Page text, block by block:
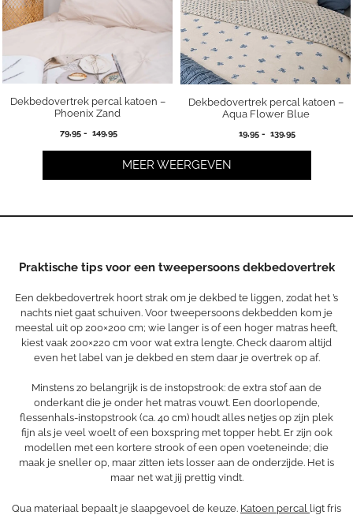
Dekbedovertrek percal katoen –
Phoenix Zand
79,95 - 149,95Prijsklasse:
149,95
Dekbedovertrek percal katoen –
Aqua Flower Blue
19,95 - 139,95Prijsklasse:
MEER WEERGEVEN
Praktische tips voor een tweepersoons dekbedovertrek
Een dekbedovertrek hoort strak om je dekbed te liggen, zodat het ’s
nachts niet gaat schuiven. Voor tweepersoons dekbedden kom je
meestal uit op 200×200 cm; wie langer is of een hoger matras heeft,
kiest vaak 200×220 cm voor wat extra lengte. Check daarom altijd
even het label van je dekbed en stem daar je overtrek op af.
Minstens zo belangrijk is de instopstrook: de extra stof aan de
onderkant die je onder het matras vouwt. Een doorlopende,
flessenhals-instopstrook (ca. 40 cm) houdt alles netjes op zijn plek
fijn als je veel woelt of een boxspring met topper hebt. Er zijn ook
modellen met een kortere strook of een open voeteneinde; die
maak je sneller op, maar zitten iets losser aan de onderzijde. Het is
maar net wat jij prettig vindt.
Qua materiaal bepaalt je slaapgevoel de keuze. Katoen percal ligt fris